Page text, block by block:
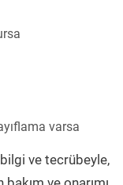
varsa
ve tecrübeyle,